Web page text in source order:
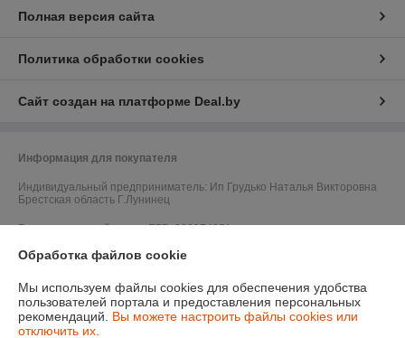
Полная версия сайта
Политика обработки cookies
Сайт создан на платформе Deal.by
Информация для покупателя
Индивидуальный предприниматель: Ип Грудько Наталья Викторовна
Брестская область Г.Лунинец
Регистрационный номер ЕГР: 290974251
УНП: 290974251
Регистрационный орган: Лунинецкий РИК
Дата регистрации компании: 11.08.2010
Обработка файлов cookie
Мы используем файлы cookies для обеспечения удобства
пользователей портала и предоставления персональных
рекомендаций. Вы можете настроить файлы cookies или
отключить их.